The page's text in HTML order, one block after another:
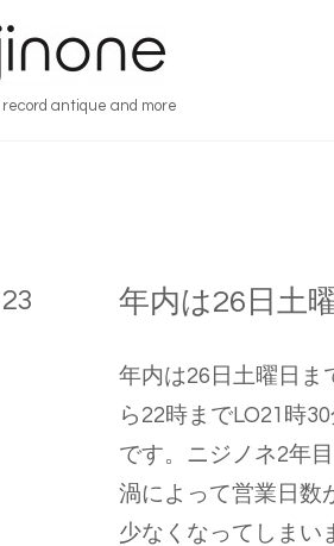
antique and more
23 年内は26日土
年内は26日土曜日ま
ら22時までLO21時
です。ニジノネ2年
渦によって営業日数
少なくなってしまい